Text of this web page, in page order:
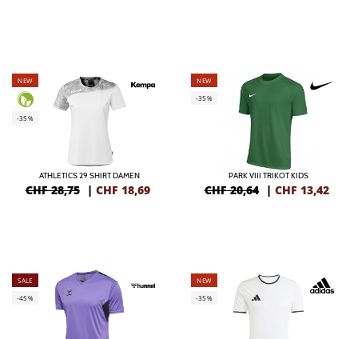
NEW
-35%
ATHLETICS 29 SHIRT DAMEN
CHF 28,75 | CHF 18,69
NEW
-35%
PARK VIII TRIKOT KIDS
CHF 20,64 | CHF 13,42
SALE
-45%
NEW
-35%